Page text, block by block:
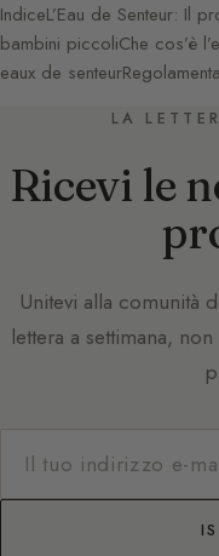
IndiceL’Eau de Senteur: Il
bambini piccoliChe cos’è
eaux de
LA
Ricevi le
Unitevi alla comunità
lettera a settimana,